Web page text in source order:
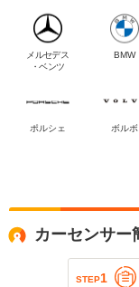
メルセデス
・ベンツ
BMW
ポルシェ ボルボ
カーセンサー
STEP1